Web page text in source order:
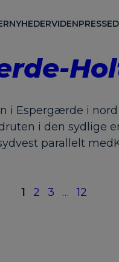
NYHEDERVIDENPRESSE
i Espergærde i
i den sydlige
parallelt
1 2 3 … 12